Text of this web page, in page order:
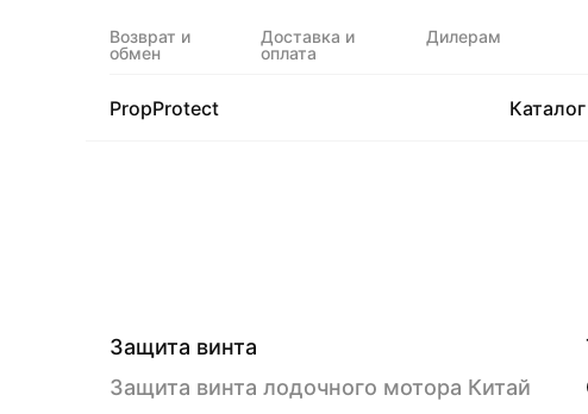
PropProtect
Возврат и
обмен
Доставка и
оплата
Дилерам
Каталог
Защита винта лодочного мотора Китай
Защита винта